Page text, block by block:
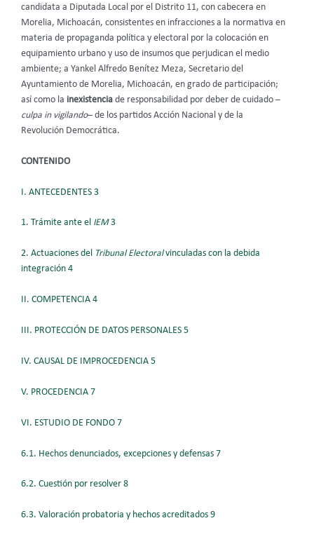
candidata a Diputada Local por el Distrito 11, con cabecera en
Morelia, Michoacán, consistentes en infracciones a la normativa en
materia de propaganda política y electoral por la colocación en
equipamiento urbano y uso de insumos que perjudican el medio
ambiente; a Yankel Alfredo Benítez Meza, Secretario del
Ayuntamiento de Morelia, Michoacán, en grado de participación;
así como la inexistencia de responsabilidad por deber de cuidado –
culpa in vigilando– de los partidos Acción Nacional y de la
Revolución Democrática.
CONTENIDO
I. ANTECEDENTES 3
1. Trámite ante el IEM3
2. Actuaciones del Tribunal Electoralvinculadas con la debida
integración 4
II. COMPETENCIA 4
III. PROTECCIÓN DE DATOS PERSONALES 5
IV. CAUSAL DE IMPROCEDENCIA 5
V. PROCEDENCIA 7
VI. ESTUDIO DE FONDO 7
6.1. Hechos denunciados, excepciones y defensas 7
6.2. Cuestión por resolver 8
6.3. Valoración probatoria y hechos acreditados 9